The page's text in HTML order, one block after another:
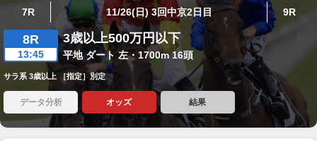
7R 11/26(日) 3回中京2日目 9R
8R
13:45
3歳以上500万円以下
平地 ダート 左・1700m 16頭
サラ系 3歳以上 ［指定］別定
データ分析 オッズ 結果